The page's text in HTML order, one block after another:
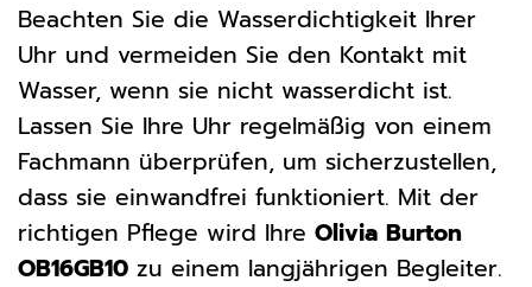
Beachten Sie die Wasserdichtigkeit Ihrer
Uhr und vermeiden Sie den Kontakt mit
Wasser, wenn sie nicht wasserdicht ist.
Lassen Sie Ihre Uhr regelmäßig von einem
Fachmann überprüfen, um sicherzustellen,
dass sie einwandfrei funktioniert. Mit der
richtigen Pflege wird Ihre Olivia Burton
OB16GB10 zu einem langjährigen Begleiter.